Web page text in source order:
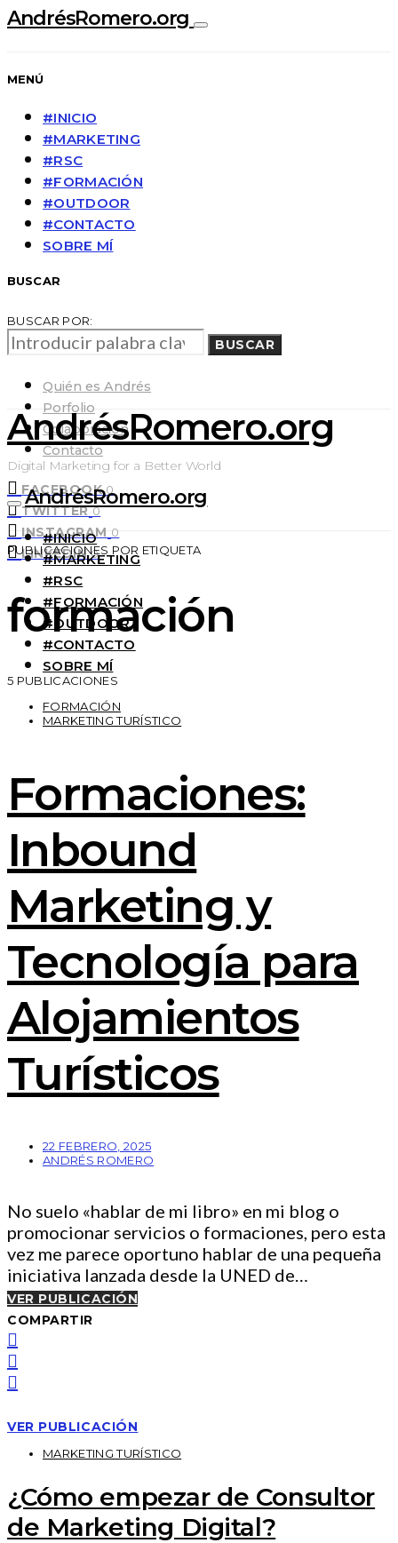
AndrésRomero.org
MENÚ
#INICIO
#MARKETING
#RSC
#FORMACIÓN
#OUTDOOR
#CONTACTO
SOBRE MÍ
BUSCAR
BUSCAR POR:
BUSCAR
Quién es Andrés
Porfolio
Colaboración
Contacto
FACEBOOK 0
TWITTER 0
INSTAGRAM 0
LINKEDIN 0
AndrésRomero.org
Digital Marketing for a Better World
AndrésRomero.org
#INICIO
#MARKETING
#RSC
#FORMACIÓN
#OUTDOOR
#CONTACTO
SOBRE MÍ
PUBLICACIONES POR ETIQUETA
formación
5 PUBLICACIONES
FORMACIÓN
MARKETING TURÍSTICO
Formaciones:
Inbound
Marketing y
Tecnología para
Alojamientos
Turísticos
22 FEBRERO, 2025
ANDRÉS ROMERO
No suelo «hablar de mi libro» en mi blog o
promocionar servicios o formaciones, pero esta
vez me parece oportuno hablar de una pequeña
iniciativa lanzada desde la UNED de…
VER PUBLICACIÓN
COMPARTIR
VER PUBLICACIÓN
MARKETING TURÍSTICO
¿Cómo empezar de Consultor
de Marketing Digital?